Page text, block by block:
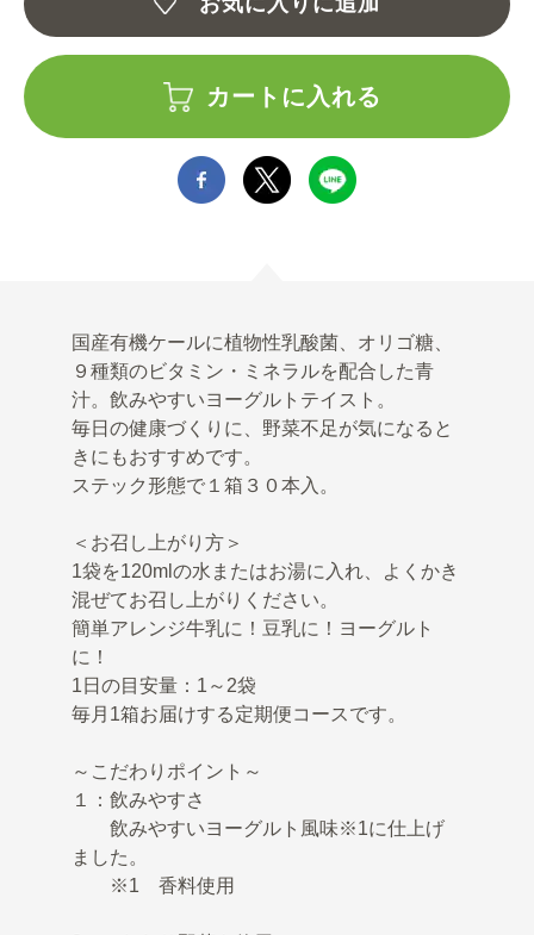
カートに入れる
国産有機ケールに植物性乳酸菌、オリゴ糖、
９種類のビタミン・ミネラルを配合した青
汁。飲みやすいヨーグルトテイスト。
毎日の健康づくりに、野菜不足が気になると
きにもおすすめです。
ステック形態で１箱３０本入。
＜お召し上がり方＞
1袋を120mlの水またはお湯に入れ、よくかき
混ぜてお召し上がりください。
簡単アレンジ牛乳に！豆乳に！ヨーグルト
に！
1日の目安量：1～2袋
毎月1箱お届けする定期便コースです。
～こだわりポイント～
１：飲みやすさ
飲みやすいヨーグルト風味※1に仕上げ
ました。
※1 香料使用